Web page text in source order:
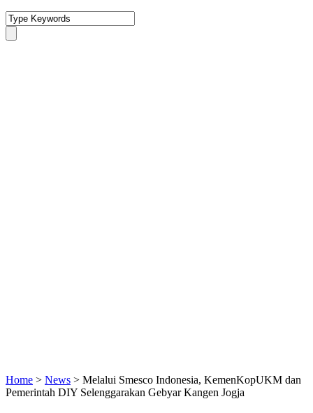
Home > News > Melalui Smesco Indonesia, KemenKopUKM dan
Pemerintah DIY Selenggarakan Gebyar Kangen Jogja